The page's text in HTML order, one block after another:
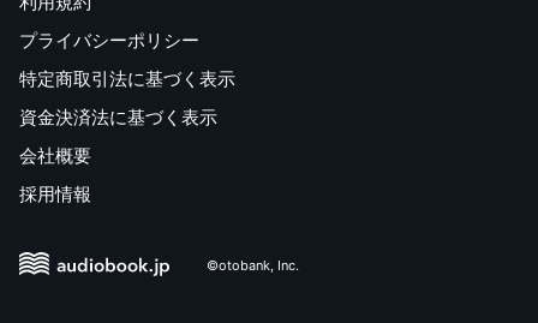
プライバシーポリシー
特定商取引法に基づく表示
資金決済法に基づく表示
会社概要
採用情報
©otobank, Inc.